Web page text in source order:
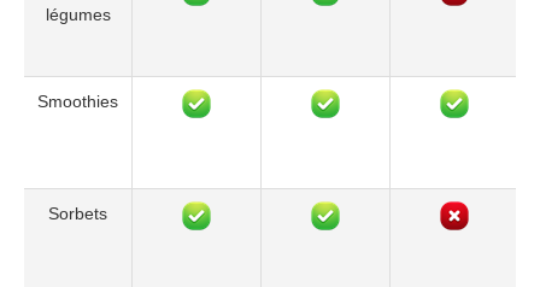
légumes
Smoothies
Sorbets